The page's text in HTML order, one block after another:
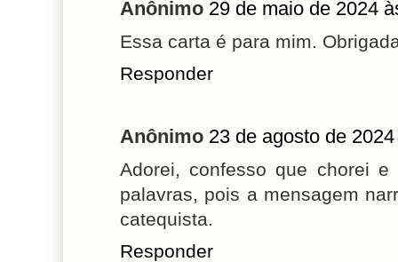
Anônimo 29 de maio de 2024
Essa carta é para mim.
Responder
Anônimo 23 de agosto de
Adorei, confesso que chorei
palavras, pois a mensagem
catequista.
Responder